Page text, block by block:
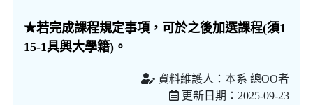
★若完成課程規定事項，可於之後加選課程(須1
15-1具興大學籍)。
資料維護人：本系 總OO者
更新日期：2025-09-23